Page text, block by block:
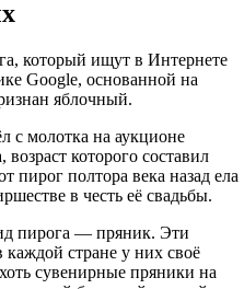
который ищут в Интернете
Google, основанной на
яблочный.
с молотка на аукционе
которого составил
пирог полтора века назад ела
в честь её свадьбы.
пирога — пряник. Эти
каждой стране у них своё
сувенирные пряники на